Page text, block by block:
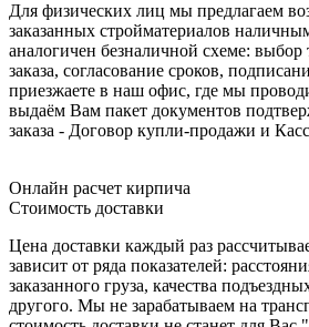
Для физических лиц мы предлагаем
заказанных стройматериалов
аналогичен безналичной схеме:
заказа, согласование сроков,
приезжаете в наш офис, где мы
выдаём Вам пакет документов
заказа - Договор купли-продажи и
Онлайн расчет кирпича
Стоимость доставки
Цена доставки каждый раз
зависит от ряда показателей:
заказанного груза, качества
другого. Мы не зарабатываем на